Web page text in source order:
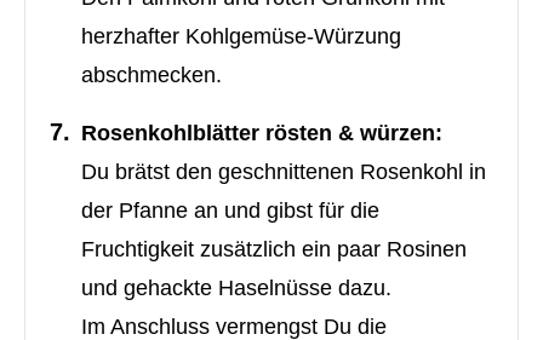
herzhafter Kohlgemüse-Würzung
abschmecken.
Rosenkohlblätter rösten & würzen:
Du brätst den geschnittenen Rosenkohl in
der Pfanne an und gibst für die
Fruchtigkeit zusätzlich ein paar Rosinen
und gehackte Haselnüsse dazu.
Im Anschluss vermengst Du die